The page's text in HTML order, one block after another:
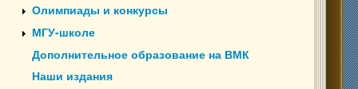
Олимпиады и конкурсы
МГУ-школе
Дополнительное образование на ВМК
Наши издания